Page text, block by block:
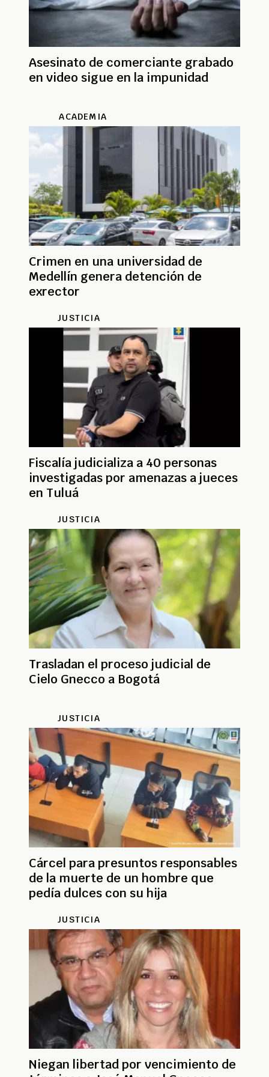
Asesinato de comerciante grabado
en video sigue en la impunidad
ACADEMIA
Crimen en una universidad de
Medellín genera detención de
exrector
JUSTICIA
Fiscalía judicializa a 40 personas
investigadas por amenazas a jueces
en Tuluá
JUSTICIA
Trasladan el proceso judicial de
Cielo Gnecco a Bogotá
JUSTICIA
Cárcel para presuntos responsables
de la muerte de un hombre que
pedía dulces con su hija
JUSTICIA
Niegan libertad por vencimiento de